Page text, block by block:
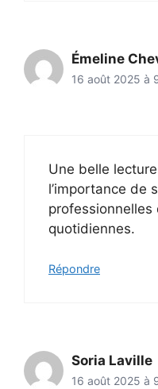
Émeline
16 août 2025 à
Une belle
l’importance de
professionnelles
quotidiennes.
Répondre
Soria Laville
16 août 2025 à